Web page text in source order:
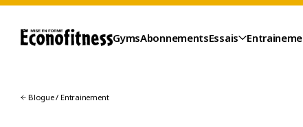
GymsAbonnementsEssais
Blogue/Entrainement